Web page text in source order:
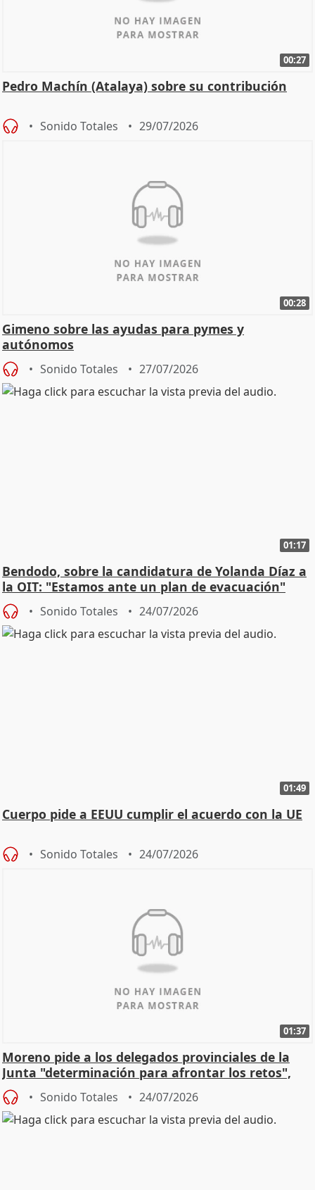
00:27
Pedro Machín (Atalaya) sobre su contribución
Sonido Totales 29/07/2026
00:28
Gimeno sobre las ayudas para pymes y
autónomos
Sonido Totales 27/07/2026
01:17
Bendodo, sobre la candidatura de Yolanda Díaz a
la OIT: "Estamos ante un plan de evacuación"
Sonido Totales 24/07/2026
01:49
Cuerpo pide a EEUU cumplir el acuerdo con la UE
Sonido Totales 24/07/2026
01:37
Moreno pide a los delegados provinciales de la
Junta "determinación para afrontar los retos",
diálog
Sonido Totales 24/07/2026